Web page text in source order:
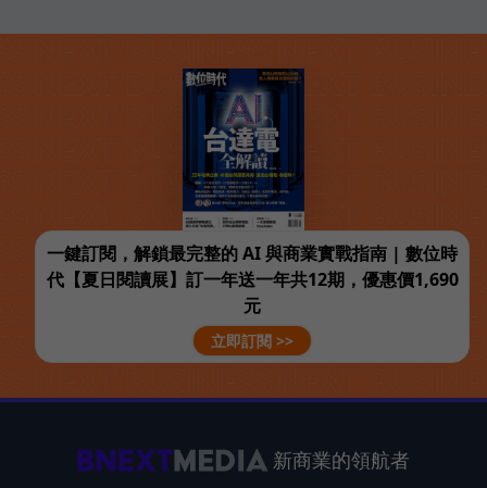
一鍵訂閱，解鎖最完整的 AI 與商業實戰指南 | 數位時
代【夏日閱讀展】訂一年送一年共12期，優惠價1,690
元
立即訂閱 >>
新商業的領航者